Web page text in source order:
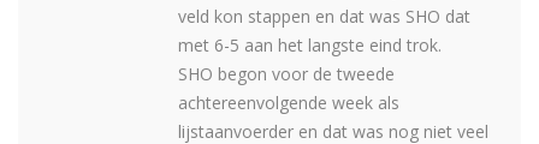
veld kon stappen en dat was SHO dat
met 6-5 aan het langste eind trok.
SHO begon voor de tweede
achtereenvolgende week als
lijstaanvoerder en dat was nog niet veel